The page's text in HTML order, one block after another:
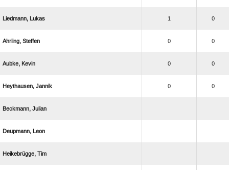
  1 0
  0 0
  0 0
  0 0
 
 
 